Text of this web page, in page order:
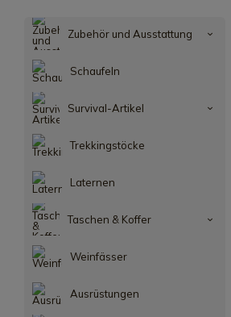
Zubehör und Ausstattung
Schaufeln
Survival-Artikel
Trekkingstöcke
Laternen
Taschen & Koffer
Weinfässer
Ausrüstungen